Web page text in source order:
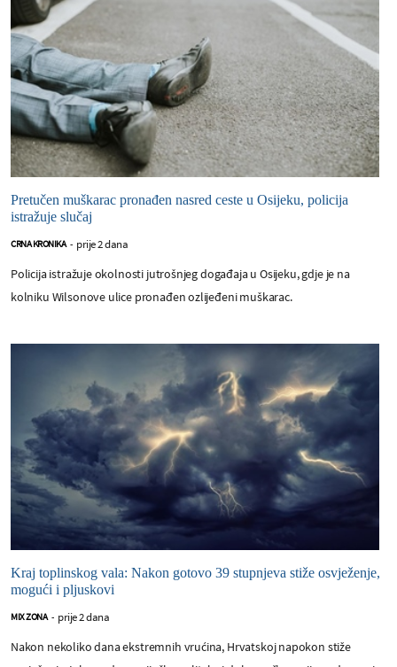
Pretučen muškarac pronađen nasred ceste u Osijeku, policija
istražuje slučaj
CRNA KRONIKA - prije 2 dana
Policija istražuje okolnosti jutrošnjeg događaja u Osijeku, gdje je na
kolniku Wilsonove ulice pronađen ozlijeđeni muškarac.
Kraj toplinskog vala: Nakon gotovo 39 stupnjeva stiže osvježenje,
mogući i pljuskovi
MIX ZONA - prije 2 dana
Nakon nekoliko dana ekstremnih vrućina, Hrvatskoj napokon stiže